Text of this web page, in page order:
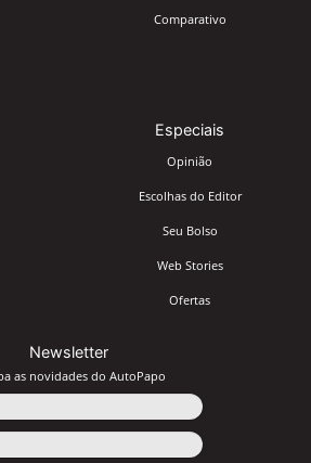
Comparativo
Especiais
Opinião
Escolhas do Editor
Seu Bolso
Web Stories
Ofertas
Newsletter
as novidades do AutoPapo